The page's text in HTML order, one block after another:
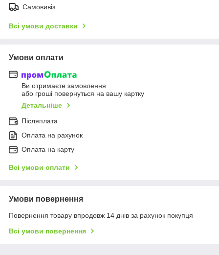
Самовивіз
Всі умови доставки
Умови оплати
Ви отримаєте замовлення
або гроші повернуться на вашу картку
Детальніше
Післяплата
Оплата на рахунок
Оплата на карту
Всі умови оплати
Умови повернення
Повернення товару впродовж 14 днів за рахунок покупця
Всі умови повернення